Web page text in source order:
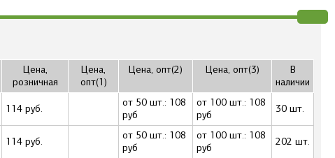
Цена,
розничная
Цена,
опт(1)
Цена, опт(2) Цена, опт(3)
В
наличии
114 руб.
от 50 шт.: 108
руб
от 100 шт.: 108
руб
30 шт.
114 руб.
от 50 шт.: 108
руб
от 100 шт.: 108
руб
202 шт.